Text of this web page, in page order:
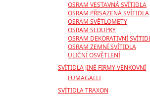
OSRAM VESTAVNÁ SVÍTIDLA
OSRAM PŘISAZENÁ SVÍTIDLA
OSRAM SVĚTLOMETY
OSRAM SLOUPKY
OSRAM DEKORATIVNÍ
OSRAM ZEMNÍ SVÍTIDLA
ULIČNÍ OSVĚTLENÍ
SVÍTIDLA JINÉ FIRMY VENKOVNÍ
FUMAGALLI
SVÍTIDLA TRAXON